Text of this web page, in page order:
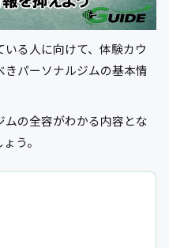
る人に向けて、体験カウ
パーソナルジムの基本情
の全容がわかる内容とな
う。